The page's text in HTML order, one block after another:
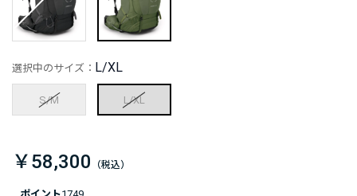
選択中のサイズ： L/XL
S/M L/XL
￥58,300